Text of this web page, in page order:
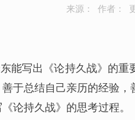
来源： 作者：
能写出《论持久战》的
于总结自己亲历的经验
论持久战》的思考过程。